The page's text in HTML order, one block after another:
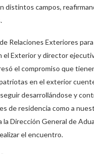
distintos campos,
Relaciones Exteriores
el Exterior y director
el compromiso que
en el exterior
desarrollándose y
de residencia como a
la Dirección General de
el encuentro.